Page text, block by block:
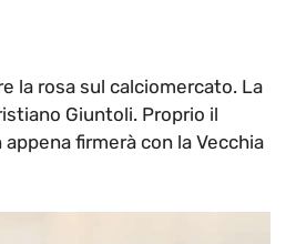
la rosa sul calciomercato. La
Giuntoli. Proprio il
firmerà con la Vecchia